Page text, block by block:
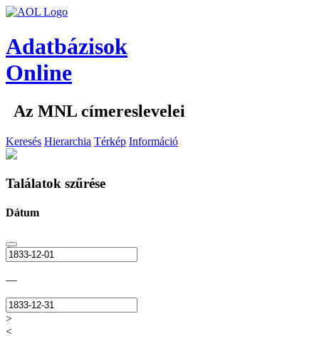
Adatbázisok
Online
Az MNL címereslevelei
Keresés Hierarchia Térkép Információ
Találatok szűrése
Dátum
—
>
<